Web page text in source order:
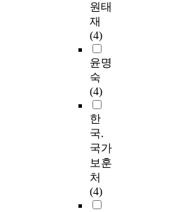
원태
재
(4)
윤명
숙
(4)
한
국.
국가
보훈
처
(4)